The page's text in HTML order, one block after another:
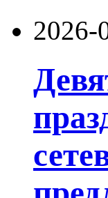
2026-